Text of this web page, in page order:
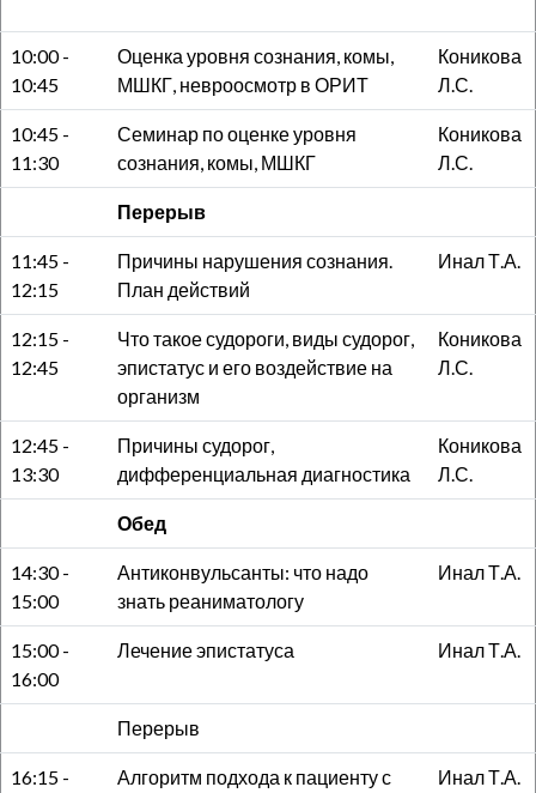
10:00 -
10:45
Оценка уровня сознания, комы,
МШКГ, невроосмотр в ОРИТ
Коникова
Л.С.
10:45 -
11:30
Семинар по оценке уровня
сознания, комы, МШКГ
Коникова
Л.С.
Перерыв
11:45 -
12:15
Причины нарушения сознания.
План действий
Инал Т.А.
12:15 -
12:45
Что такое судороги, виды судорог,
эпистатус и его воздействие на
организм
Коникова
Л.С.
12:45 -
13:30
Причины судорог,
дифференциальная диагностика
Коникова
Л.С.
Обед
14:30 -
15:00
Антиконвульсанты: что надо
знать реаниматологу
Инал Т.А.
15:00 -
16:00
Лечение эпистатуса Инал Т.А.
Перерыв
16:15 -
Алгоритм подхода к пациенту с
Инал Т.А.